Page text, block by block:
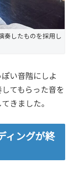
奏したものを採用し
い音階にしよ
てもらった音を
きました。
ィングが終